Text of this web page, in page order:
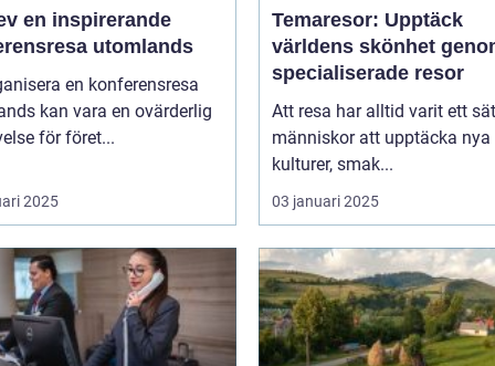
en inspirerande
utomlands
en konferensresa
kan vara en ovärderlig
för föret...
2025
Temaresor: Upptäck
världens skönhet
specialiserade resor
Att resa har alltid varit ett
människor att upptäcka nya
kulturer, smak...
03 januari 2025